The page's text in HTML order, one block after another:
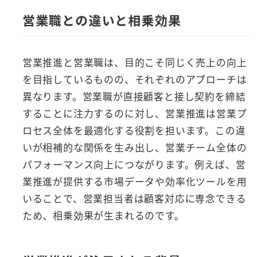
営業職との違いと相乗効果
営業推進と営業職は、目的こそ同じく売上の向上
を目指しているものの、それぞれのアプローチは
異なります。営業職が直接顧客と接し契約を締結
することに注力するのに対し、営業推進は営業プ
ロセス全体を最適化する役割を担います。この違
いが相補的な関係を生み出し、営業チーム全体の
パフォーマンス向上につながります。例えば、営
業推進が提供する市場データや効率化ツールを用
いることで、営業担当者は顧客対応に専念できる
ため、相乗効果が生まれるのです。